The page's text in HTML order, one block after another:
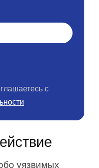
с
уязвимых